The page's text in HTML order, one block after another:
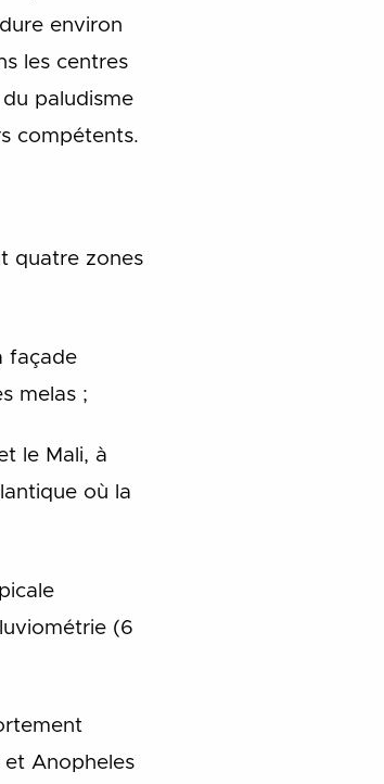
environ
les centres
paludisme
compétents.
quatre zones
façade
melas ;
le Mali, à
où la
(6
Anopheles